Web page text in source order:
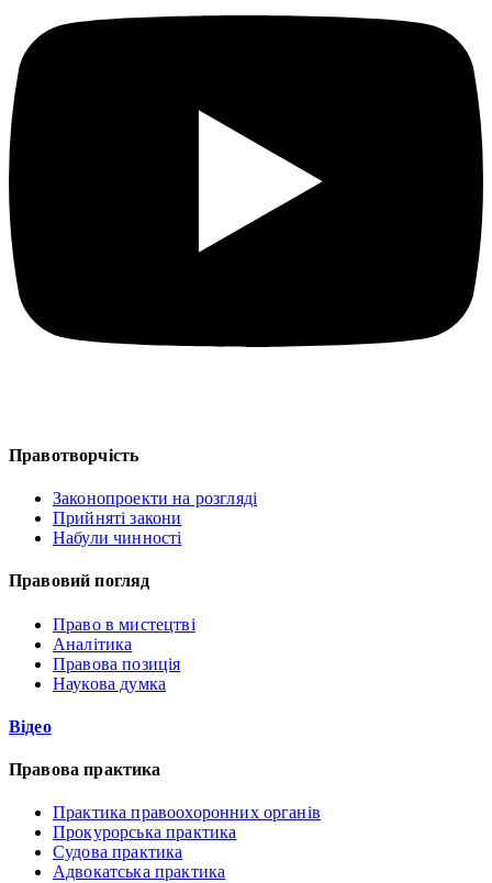
Правотворчість
Законопроекти на розгляді
Прийняті закони
Набули чинності
Правовий погляд
Право в мистецтві
Аналітика
Правова позиція
Наукова думка
Відео
Правова практика
Практика правоохоронних органів
Прокурорська практика
Судова практика
Адвокатська практика